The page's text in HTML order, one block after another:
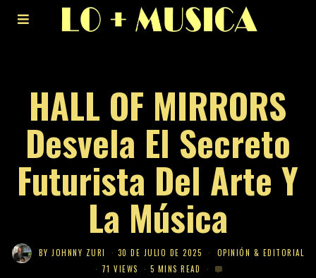
HALL OF MIRRORS
Desvela El Secreto
Futurista Del Arte Y
La Música
BYJOHNNY ZURI 30 DE JULIO DE 2025
OPINIÓN & EDITORIAL
71 VIEWS
5 MINS READ